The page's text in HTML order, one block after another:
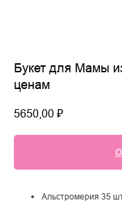
Букет для Мамы
ценам
5650,00 ₽
Альстромерия 35